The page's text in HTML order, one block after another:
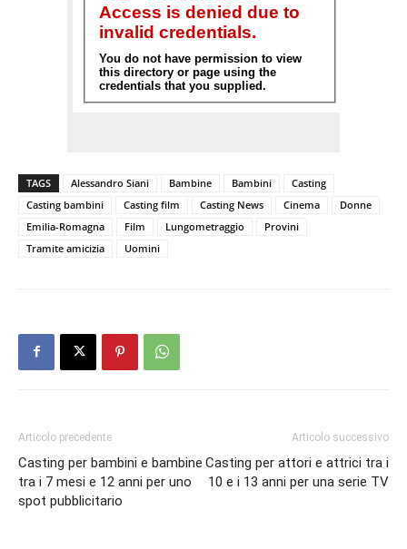
TAGS Alessandro Siani Bambine Bambini
Casting
Casting bambini
Casting film Casting News Cinema
Donne
Emilia-Romagna
Film Lungometraggio
Provini
Tramite amicizia
Uomini
Articolo precedente
Casting per bambini e bambine
tra i 7 mesi e 12 anni per uno
spot pubblicitario
Articolo successivo
Casting per attori e attrici tra i
10 e i 13 anni per una serie TV